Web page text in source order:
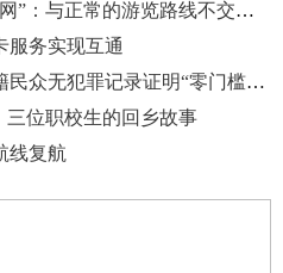
泰山景区回应“修建刀片铁丝网”：与正常的游览路线不交叉、不重叠
服务实现互通
山东在全国率先实现省外户籍民众无犯罪记录证明“零门槛”全程网办
三位职校生的回乡故事
线复航